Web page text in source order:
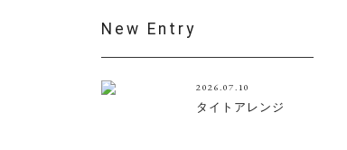
New Entry
2026.07.10
タイトアレンジ